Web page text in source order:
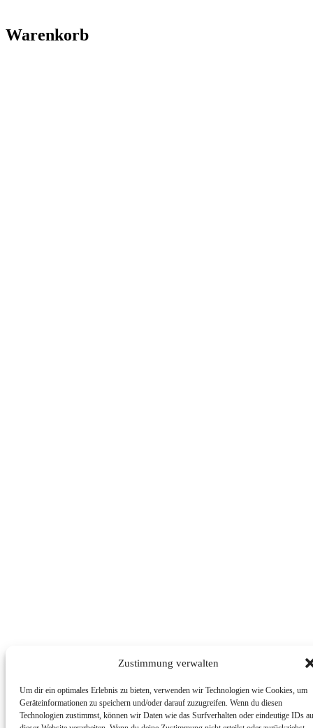
Zustimmung verwalten
Um dir ein optimales Erlebnis zu bieten, verwenden wir Technologien wie Cookies, um
Geräteinformationen zu speichern und/oder darauf zuzugreifen. Wenn du diesen
Technologien zustimmst, können wir Daten wie das Surfverhalten oder eindeutige IDs
Warenkorb